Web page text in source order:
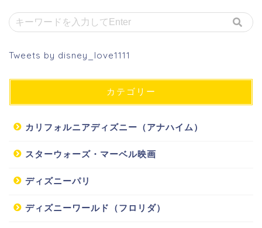
Tweets by disney_love1111
カテゴリー
カリフォルニアディズニー（アナハイム）
スターウォーズ・マーベル映画
ディズニーパリ
ディズニーワールド（フロリダ）